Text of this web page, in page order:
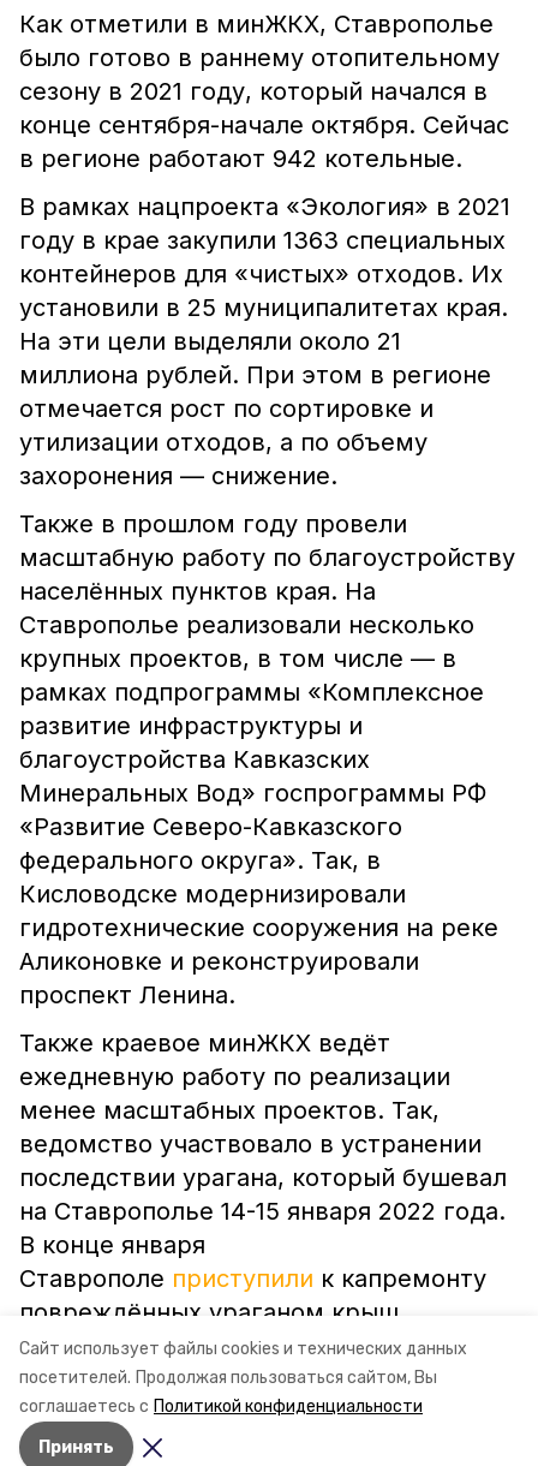
Сайт использует файлы cookies и технических данных
посетителей. Продолжая пользоваться сайтом, Вы
соглашаетесь с Политикой конфиденциальности
Принять
Как отметили в минЖКХ, Ставрополье
было готово в раннему отопительному
сезону в 2021 году, который начался в
конце сентября-начале октября. Сейчас
в регионе работают 942 котельные.
В рамках нацпроекта «Экология» в 2021
году в крае закупили 1363 специальных
контейнеров для «чистых» отходов. Их
установили в 25 муниципалитетах края.
На эти цели выделяли около 21
миллиона рублей. При этом в регионе
отмечается рост по сортировке и
утилизации отходов, а по объему
захоронения — снижение.
Также в прошлом году провели
масштабную работу по благоустройству
населённых пунктов края. На
Ставрополье реализовали несколько
крупных проектов, в том числе — в
рамках подпрограммы «Комплексное
развитие инфраструктуры и
благоустройства Кавказских
Минеральных Вод» госпрограммы РФ
«Развитие Северо-Кавказского
федерального округа». Так, в
Кисловодске модернизировали
гидротехнические сооружения на реке
Аликоновке и реконструировали
проспект Ленина.
Также краевое минЖКХ ведёт
ежедневную работу по реализации
менее масштабных проектов. Так,
ведомство участвовало в устранении
последствии урагана, который бушевал
на Ставрополье 14-15 января 2022 года.
В конце января
Ставрополе приступили к капремонту
повреждённых ураганом крыш.
ставропольский край минжкх
Авторы: Алина Журавлёва